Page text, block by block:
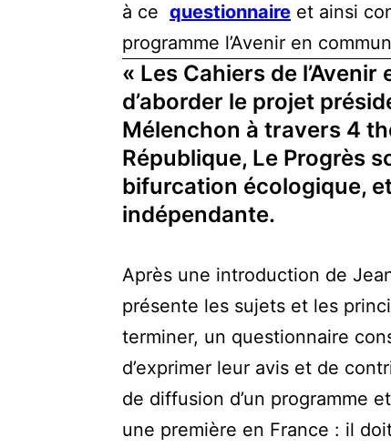
à ce questionnaire et ainsi
programme l’Avenir en
« Les Cahiers de
d’aborder le projet
Mélenchon à travers 4
République, Le Progrès
bifurcation écologique,
indépendante.
Après une introduction de
présente les sujets et les
terminer, un questionnaire
d’exprimer leur avis et de
de diffusion d’un programme
une première en France : il